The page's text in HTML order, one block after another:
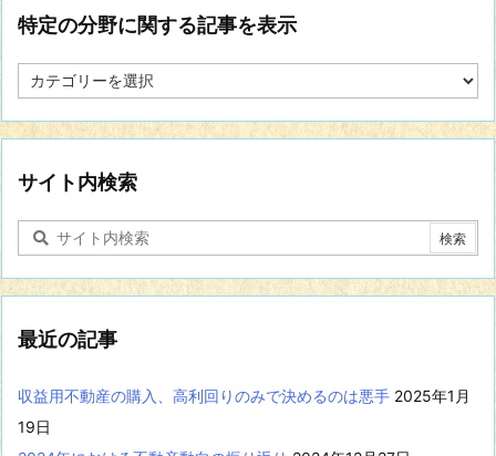
特定の分野に関する記事を表示
定
分
に
関
す
記
事
を
示
サイト内検索
最近の記事
収益用不動産の購入、高利回りのみで決めるのは悪手 2025年1月
19日